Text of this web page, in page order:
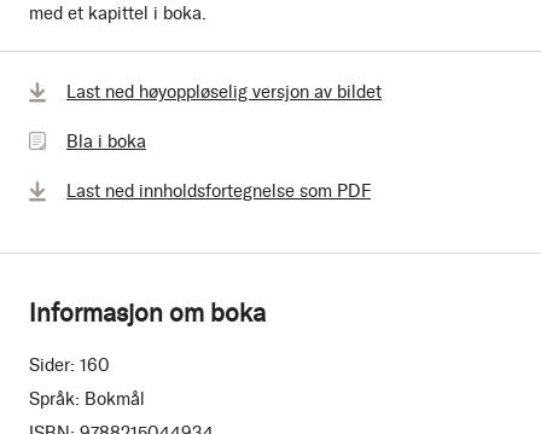
med et kapittel i boka.
Last ned høyoppløselig versjon av bildet
Bla
bokaBla i boka
Last ned innholdsfortegnelse som PDF
Informasjon om boka
Sider: 160
Språk: Bokmål